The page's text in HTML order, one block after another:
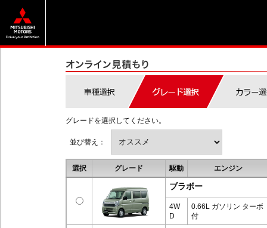
グレードを選択してください。
並び替え：
選択 グレード 駆動 エンジン
ブラボー
4W
D
0.66L ガソリン ターボ
付